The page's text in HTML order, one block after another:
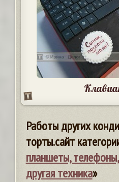
Работы других
торты.сайт
планшеты,
другая техника»